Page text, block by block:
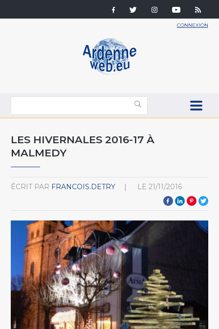
CONNEXION
LES HIVERNALES 2016-17 À
MALMEDY
ÉCRIT PAR FRANCOIS.DETRY LE 21/11/2016